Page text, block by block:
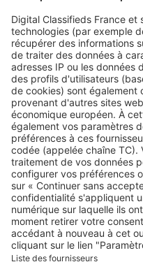
Retrouvez-nous sur …
A propos
Qui sommes-nous ?
Contacter le service client
Nous rejoindre
Presse